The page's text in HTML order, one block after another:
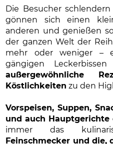
Die Besucher
gönnen sich einen
anderen und genießen
der ganzen Welt der
mehr oder weniger –
gängigen
außergewöhnliche
Köstlichkeiten zu den
Vorspeisen, Suppen,
und auch Hauptgerichte
immer das
Feinschmecker und die,